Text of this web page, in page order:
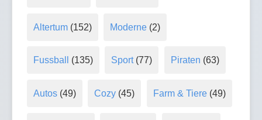
Altertum(152) Moderne (2)
Fussball (135) Sport(77) Piraten (63)
Autos(49) Cozy (45) Farm & Tiere(49)